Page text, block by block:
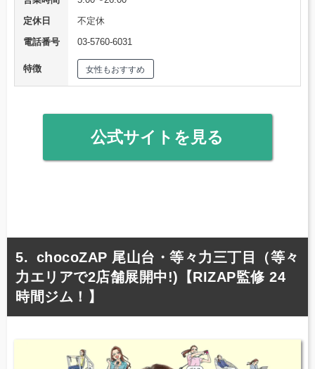
定休日
不定休
電話番号
03-5760-6031
特徴 女性もおすすめ
公式サイトを見る
chocoZAP 尾山台・等々力三丁目（等々
力エリアで2店舗展開中!)【RIZAP監修 24
時間ジム！】